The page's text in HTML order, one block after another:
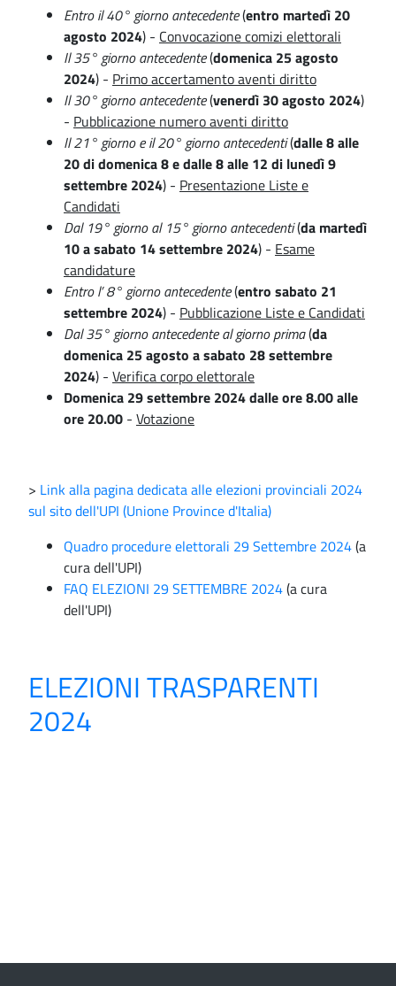
Entro il 40° giorno antecedente(entro martedì 20
agosto 2024) - Convocazione comizi elettorali
Il 35° giorno antecedente(domenica 25 agosto
2024) - Primo accertamento aventi diritto
Il 30° giorno antecedente(venerdì 30 agosto 2024)
- Pubblicazione numero aventi diritto
Il 21° giorno e il 20° giorno antecedenti(dalle 8 alle
20 di domenica 8 e dalle 8 alle 12 di lunedì 9
settembre 2024) - Presentazione Liste e
Candidati
Dal 19° giorno al 15° giorno antecedenti(da martedì
10 a sabato 14 settembre 2024) - Esame
candidature
Entro l’ 8° giorno antecedente(entro sabato 21
settembre 2024) - Pubblicazione Liste e Candidati
Dal 35° giorno antecedente al giorno prima(da
domenica 25 agosto a sabato 28 settembre
2024) - Verifica corpo elettorale
Domenica 29 settembre 2024 dalle ore 8.00 alle
ore 20.00 - Votazione
> Link alla pagina dedicata alle elezioni provinciali 2024
sul sito dell'UPI (Unione Province d'Italia)
Quadro procedure elettorali 29 Settembre 2024(a
cura dell'UPI)
FAQ ELEZIONI 29 SETTEMBRE 2024(a cura
dell'UPI)
ELEZIONI TRASPARENTI
2024